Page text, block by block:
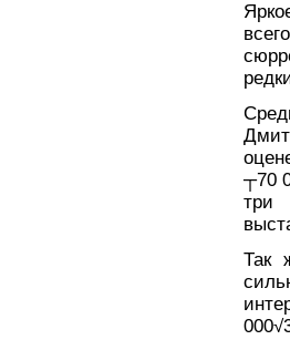
┬70
три
Так